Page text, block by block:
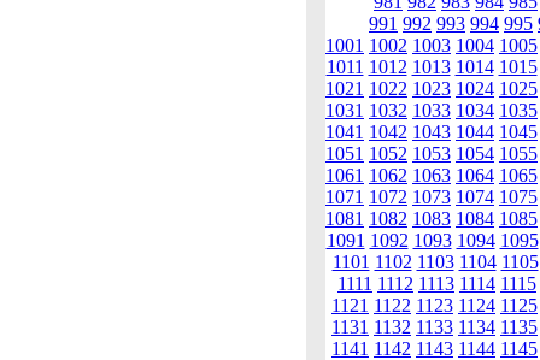
991 992 993 994 995
1001 1002 1003 1004 1005
1011 1012 1013 1014 1015
1021 1022 1023 1024 1025
1031 1032 1033 1034 1035
1041 1042 1043 1044 1045
1051 1052 1053 1054 1055
1061 1062 1063 1064 1065
1071 1072 1073 1074 1075
1081 1082 1083 1084 1085
1091 1092 1093 1094 1095
1101 1102 1103 1104 1105
1111 1112 1113 1114 1115
1121 1122 1123 1124 1125
1131 1132 1133 1134 1135
1141 1142 1143 1144 1145